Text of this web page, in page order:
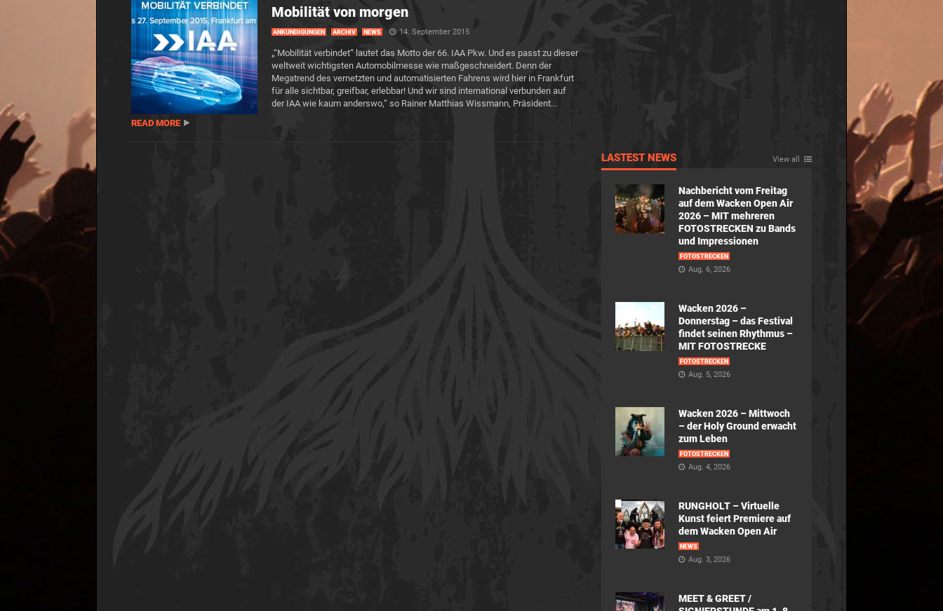
Mobilität von morgen
ANKÜNDIGUNGEN ARCHIV NEWS 14. September 2015
„“Mobilität verbindet“ lautet das Motto der 66. IAA Pkw. Und es passt zu dieser
weltweit wichtigsten Automobilmesse wie maßgeschneidert. Denn der
Megatrend des vernetzten und automatisierten Fahrens wird hier in Frankfurt
für alle sichtbar, greifbar, erlebbar! Und wir sind international verbunden auf
der IAA wie kaum anderswo,“ so Rainer Matthias Wissmann, Präsident...
READ MORE
LASTEST NEWS View all
Nachbericht vom Freitag
auf dem Wacken Open Air
2026 – MIT mehreren
FOTOSTRECKEN zu Bands
und Impressionen
FOTOSTRECKEN
Aug. 6, 2026
Wacken 2026 –
Donnerstag – das Festival
findet seinen Rhythmus –
MIT FOTOSTRECKE
FOTOSTRECKEN
Aug. 5, 2026
Wacken 2026 – Mittwoch
– der Holy Ground erwacht
zum Leben
FOTOSTRECKEN
Aug. 4, 2026
RUNGHOLT – Virtuelle
Kunst feiert Premiere auf
dem Wacken Open Air
NEWS
Aug. 3, 2026
MEET & GREET /